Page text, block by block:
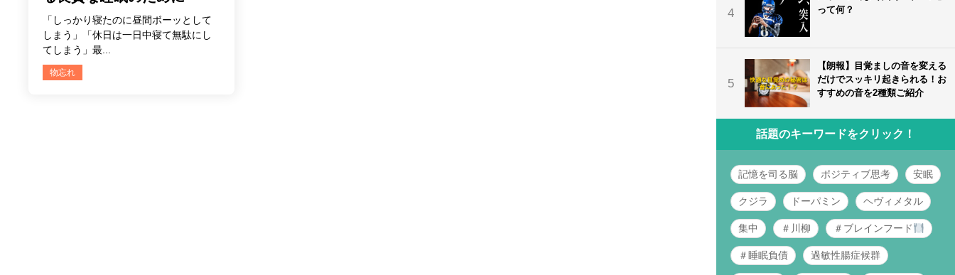
「しっかり寝たのに昼間ボーッとして
しまう」「休日は一日中寝て無駄にし
てしまう」最...
物忘れ
4
って何？
5
【朗報】目覚ましの音を変える
だけでスッキリ起きられる！お
すすめの音を2種類ご紹介
話題のキーワードをクリック！
記憶を司る脳 ポジティブ思考 安眠
クジラ ドーパミン ヘヴィメタル
集中 ＃川柳 ＃ブレインフード
＃睡眠負債 過敏性腸症候群